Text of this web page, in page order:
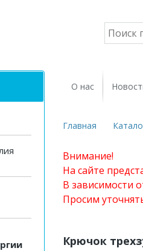
О нас
Главная
Внимание!
На сайте
В зависимости
Просим
Крючок